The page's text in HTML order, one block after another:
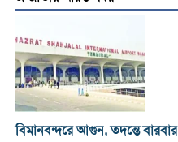
বিমানবন্দরে আগুন, তদন্তে বারবার